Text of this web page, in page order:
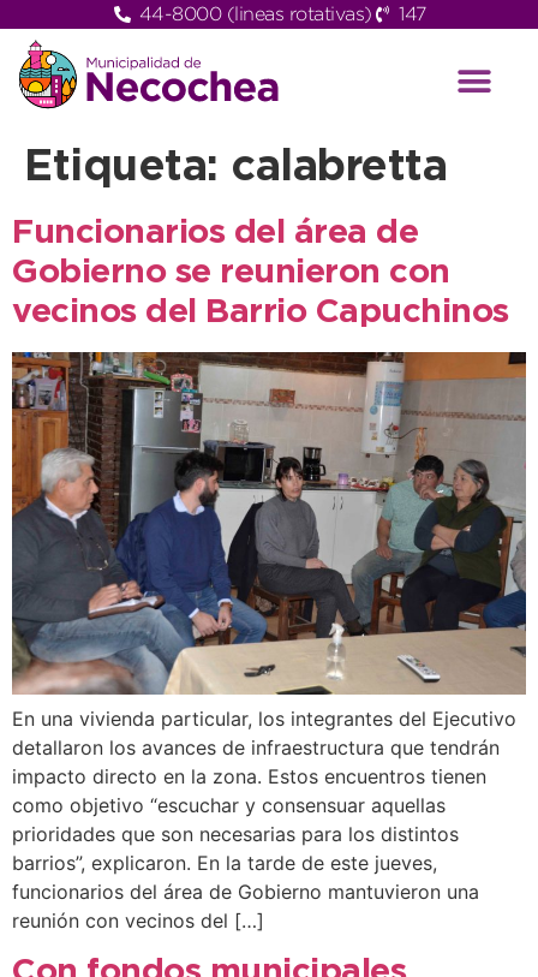
44-8000 (lineas rotativas) 147
Etiqueta: calabretta
Funcionarios del área de
Gobierno se reunieron con
vecinos del Barrio Capuchinos
En una vivienda particular, los integrantes del Ejecutivo
detallaron los avances de infraestructura que tendrán
impacto directo en la zona. Estos encuentros tienen
como objetivo “escuchar y consensuar aquellas
prioridades que son necesarias para los distintos
barrios”, explicaron. En la tarde de este jueves,
funcionarios del área de Gobierno mantuvieron una
reunión con vecinos del […]